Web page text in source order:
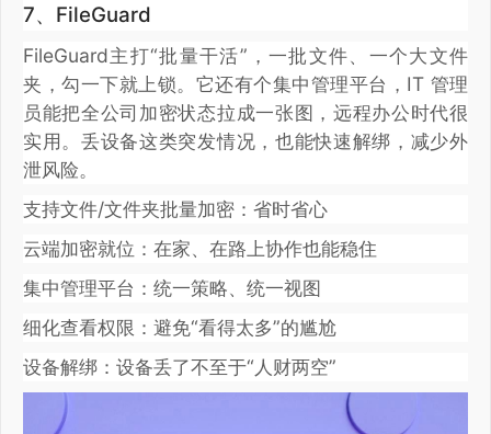
7、FileGuard
FileGuard主打“批量干活”，一批文件、一个大文件
夹，勾一下就上锁。它还有个集中管理平台，IT 管理
员能把全公司加密状态拉成一张图，远程办公时代很
实用。丢设备这类突发情况，也能快速解绑，减少外
泄风险。
支持文件/文件夹批量加密：省时省心
云端加密就位：在家、在路上协作也能稳住
集中管理平台：统一策略、统一视图
细化查看权限：避免“看得太多”的尴尬
设备解绑：设备丢了不至于“人财两空”